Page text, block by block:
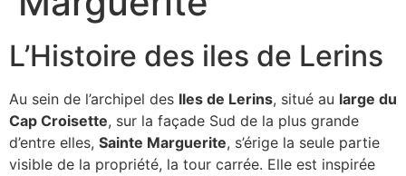
L’Histoire des iles de Lerins
Au sein de l’archipel des Iles de Lerins, situé au large du
Cap Croisette, sur la façade Sud de la plus grande
d’entre elles, Sainte Marguerite, s’érige la seule partie
visible de la propriété, la tour carrée. Elle est inspirée